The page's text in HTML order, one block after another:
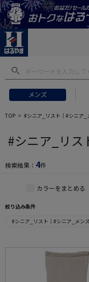
メンズ
フトにおすすめ #セッ
TOP #シニア_リスト│#シニア_
#シニア_リ
検索結果： 4件
カラーをまとめる
絞り込み条件
#シニア_リスト│#シニア_メン